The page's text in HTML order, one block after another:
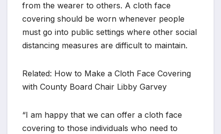
from the wearer to others. A cloth face
covering should be worn whenever people
must go into public settings where other social
distancing measures are difficult to maintain.
Related: How to Make a Cloth Face Covering
with County Board Chair Libby Garvey
“I am happy that we can offer a cloth face
covering to those individuals who need to